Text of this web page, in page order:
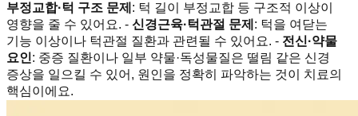
부정교합·턱 구조 문제 : 턱 길이 부정교합 등 구조적 이상이
영향을 줄 수 있어요. - 신경근육·턱관절 문제 : 턱을 여닫는
기능 이상이나 턱관절 질환과 관련될 수 있어요. - 전신·약물
요인: 중증 질환이나 일부 약물·독성물질은 떨림 같은 신경
증상을 일으킬 수 있어, 원인을 정확히 파악하는 것이 치료의
핵심이에요.